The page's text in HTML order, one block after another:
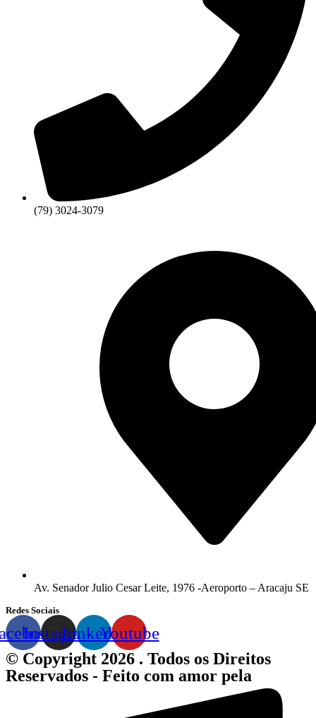
(79) 3024-3079
Av. Senador Julio Cesar Leite, 1976 -Aeroporto – Aracaju SE
Redes Sociais
InstagramLinkedinYoutube
© Copyright 2026 . Todos os Direitos
Reservados - Feito com amor pela